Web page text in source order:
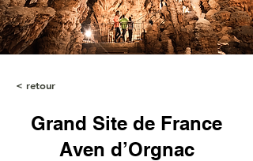
< retour
Grand Site de France
Aven d’Orgnac